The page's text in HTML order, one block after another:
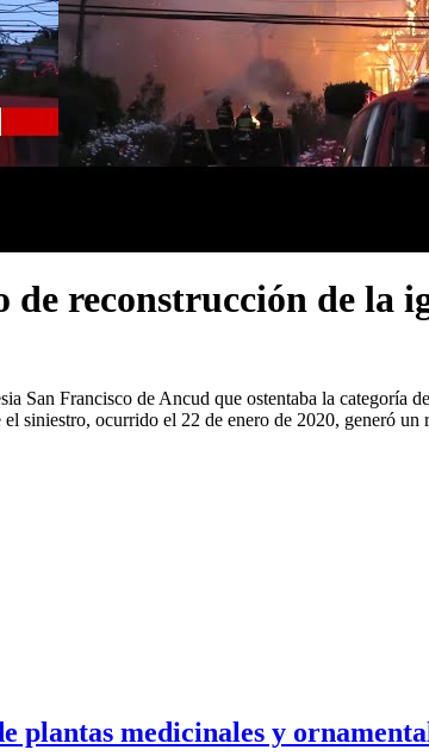
de reconstrucción de la
San Francisco de Ancud que ostentaba la categoría
siniestro, ocurrido el 22 de enero de 2020, generó
plantas medicinales y